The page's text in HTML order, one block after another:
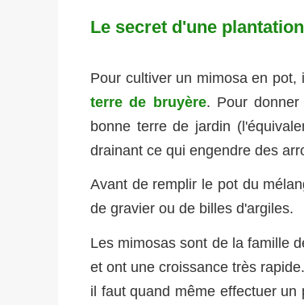
Le secret d'une
Pour cultiver un mimosa en pot,
terre de bruyère. Pour
bonne terre de jardin
drainant ce qui engendre des
Avant de remplir le pot du
de gravier ou de billes d'argiles.
Les mimosas sont de la famille
et ont une croissance très
il faut quand même effectuer